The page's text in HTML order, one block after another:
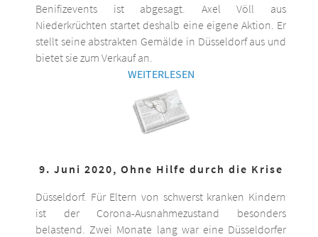
Benifizevents ist abgesagt. Axel Völl aus
Niederkrüchten startet deshalb eine eigene Aktion. Er
stellt seine abstrakten Gemälde in Düsseldorf aus und
bietet sie zum Verkauf an.
WEITERLESEN
9. Juni 2020, Ohne Hilfe durch die Krise
Düsseldorf. Für Eltern von schwerst kranken Kindern
ist der Corona-Ausnahmezustand besonders
belastend. Zwei Monate lang war eine Düsseldorfer